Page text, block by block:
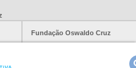
Fundação Oswaldo Cruz